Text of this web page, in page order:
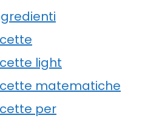
light
matematiche
per